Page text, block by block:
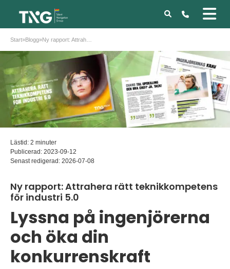
Start»Blogg»
Lästid: 2 minuter
Publicerad: 2023-09-12
Senast redigerad: 2026-07-08
Ny rapport: Attrahera rätt teknikkompetens
för industri 5.0
Lyssna på ingenjörerna
och öka din
konkurrenskraft